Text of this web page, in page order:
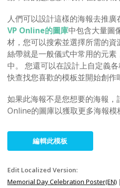
人們可以設計這樣的海報去推廣
VP Online的圖庫中包含大量圖
材，您可以搜索並選擇所需的
絲帶就是一般儀式中常用的元
中。 您還可以在設計上自定義
快查找您喜歡的模板並開始創作
如果此海報不是您想要的海報
Online的圖庫以獲取更多海報模
編輯此模板
Edit Localized Version:
Memorial Day Celebration Poster(EN) |